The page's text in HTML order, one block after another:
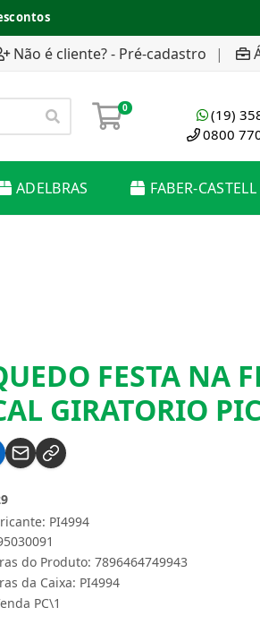
Não é cliente? - Pré-cadastro |
0
(19)
0800
ADELBRAS FABER-CASTELL
FESTA NA
GIRATORIO
PI4994
do Produto: 7896464749943
da Caixa: PI4994
PC\1